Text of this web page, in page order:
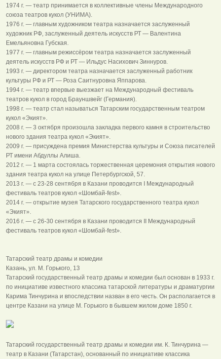
1974 г. — театр принимается в коллективные члены Международного
союза театров кукол (УНИМА).
1976 г. — главным художником театра назначается заслуженный
художник РФ, заслуженный деятель искусств РТ — Валентина
Емельяновна Губская.
1977 г. — главным режиссёром театра назначается заслуженный
деятель искусств РФ и РТ — Ильдус Насихович Зиннуров.
1993 г. — директором театра назначается заслуженный работник
культуры РФ и РТ — Роза Саитнуровна Яппарова.
1994 г. — театр впервые выезжает на Международный фестиваль
театров кукол в город Брауншвейг (Германия).
1998 г. — театр стал называться Татарским государственным театром
кукол «Экият».
2008 г. — 3 октября произошла закладка первого камня в строительство
нового здания театра кукол «Экият».
2009 г. — присуждена премия Министерства культуры и Союза писателей
РТ имени Абдуллы Алиша.
2012 г. — 1 марта состоялась торжественная церемония открытия нового
здания театра кукол на улице Петербургской, 57.
2013 г. — с 23-28 сентября в Казани проводится I Международный
фестиваль театров кукол «Шомбай-fest».
2014 г. — открытие музея Татарского государственного театра кукол
«Экият».
2016 г. — с 26-30 сентября в Казани проводится II Международный
фестиваль театров кукол «Шомбай-fest».
Татарский театр драмы и комедии
Казань, ул. М. Горького, 13
Татарский государственный театр драмы и комедии был основан в 1933 г.
по инициативе известного классика татарской литературы и драматургии
Карима Тинчурина и впоследствии назван в его честь. Он располагается в
центре Казани на улице М. Горького в бывшем жилом доме 1850 г.
Татарский государственный театр драмы и комедии им. К. Тинчурина —
театр в Казани (Татарстан), основанный по инициативе классика